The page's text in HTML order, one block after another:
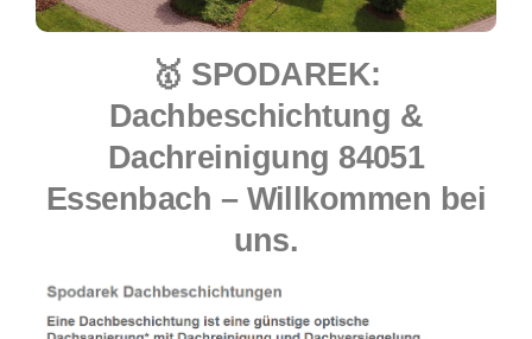
🥇 SPODAREK:
Dachbeschichtung &
Dachreinigung 84051
Essenbach – Willkommen bei
uns.